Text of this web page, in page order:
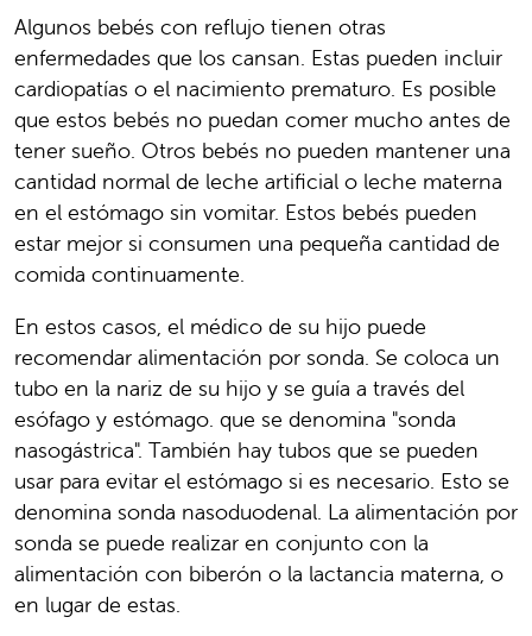
Algunos bebés con reflujo tienen otras
enfermedades que los cansan. Estas pueden incluir
cardiopatías o el nacimiento prematuro. Es posible
que estos bebés no puedan comer mucho antes de
tener sueño. Otros bebés no pueden mantener una
cantidad normal de leche artificial o leche materna
en el estómago sin vomitar. Estos bebés pueden
estar mejor si consumen una pequeña cantidad de
comida continuamente.
En estos casos, el médico de su hijo puede
recomendar alimentación por sonda. Se coloca un
tubo en la nariz de su hijo y se guía a través del
esófago y estómago. que se denomina "sonda
nasogástrica". También hay tubos que se pueden
usar para evitar el estómago si es necesario. Esto se
denomina sonda nasoduodenal. La alimentación por
sonda se puede realizar en conjunto con la
alimentación con biberón o la lactancia materna, o
en lugar de estas.